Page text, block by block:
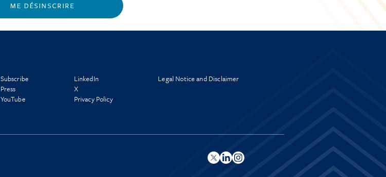
ME DÉSINSCRIRE
Subscribe
Press
YouTube
LinkedIn
X
Privacy Policy
Legal Notice and Disclaimer